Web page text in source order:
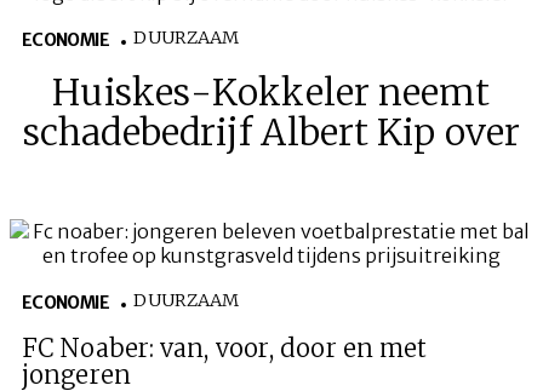
ECONOMIE DUURZAAM
Huiskes-Kokkeler neemt
schadebedrijf Albert Kip over
ECONOMIE DUURZAAM
FC Noaber: van, voor, door en met
jongeren